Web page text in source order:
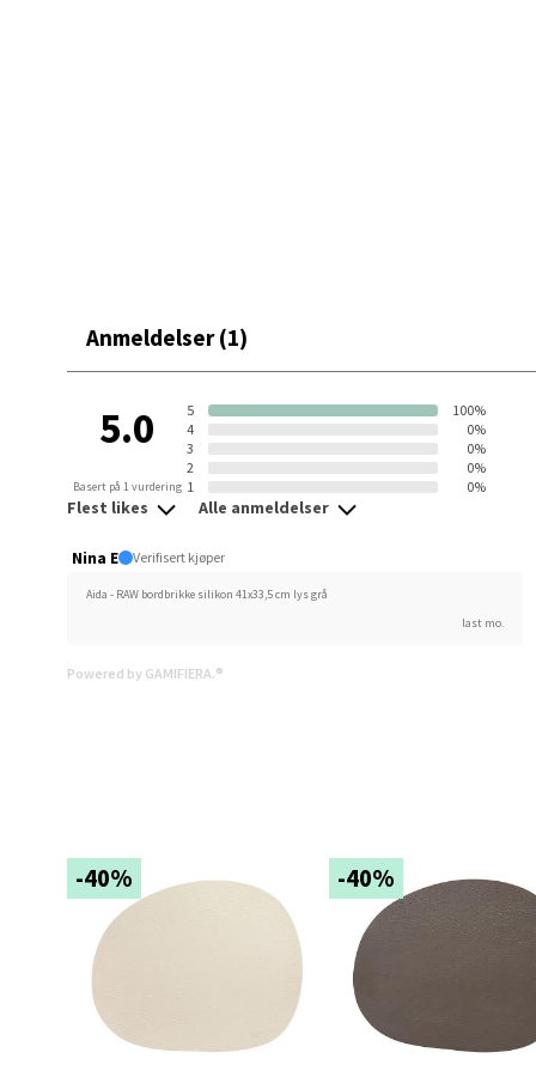
Anmeldelser (1)
5.0
Basert på 1 vurdering
5
100%
4
0%
3
0%
2
0%
1
0%
Flest likes Alle anmeldelser
Nina E Verifisert kjøper
Aida - RAW bordbrikke silikon 41x33,5 cm lys grå
last mo.
Powered by GAMIFIERA.®
-40% -40%
Thon
Åpent